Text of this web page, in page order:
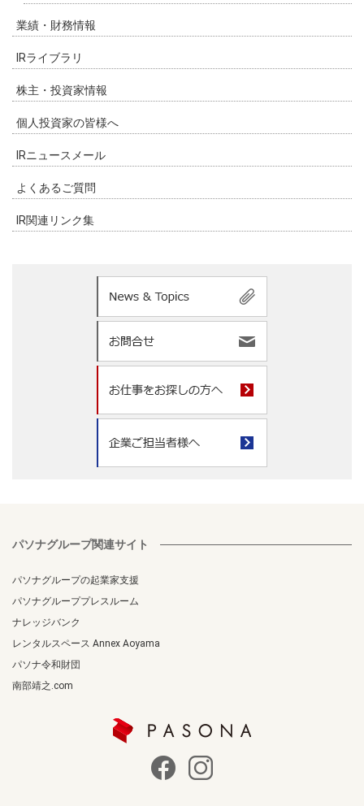
業績・財務情報
IRライブラリ
株主・投資家情報
個人投資家の皆様へ
IRニュースメール
よくあるご質問
IR関連リンク集
パソナグループ関連サイト
パソナグループの起業家支援
パソナグループプレスルーム
ナレッジバンク
レンタルスペース Annex Aoyama
パソナ令和財団
南部靖之.com